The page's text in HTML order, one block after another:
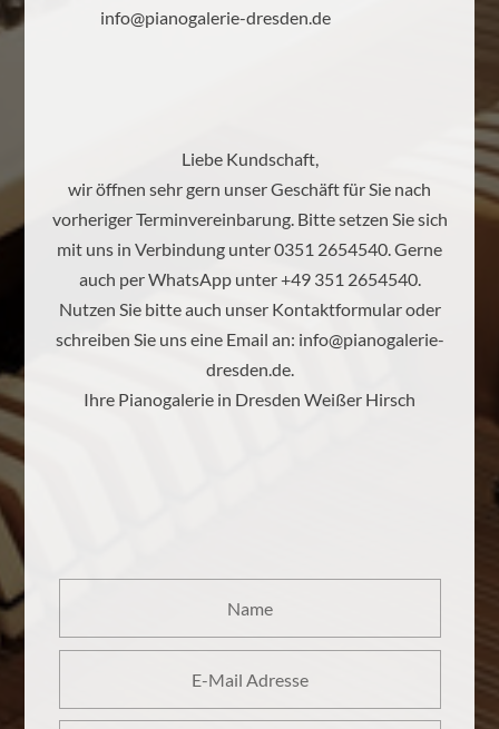
info@pianogalerie-dresden.de
Liebe Kundschaft,
wir öffnen sehr gern unser Geschäft für Sie nach
vorheriger Terminvereinbarung. Bitte setzen Sie sich
mit uns in Verbindung unter 0351 2654540. Gerne
auch per WhatsApp unter +49 351 2654540.
Nutzen Sie bitte auch unser Kontaktformular oder
schreiben Sie uns eine Email an: info@pianogalerie-
dresden.de.
Ihre Pianogalerie in Dresden Weißer Hirsch